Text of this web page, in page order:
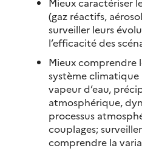
(gaz réactifs,
surveiller leurs
l’efficacité des
Mieux comprendre
système climatique
vapeur d’eau,
atmosphérique,
processus
couplages;
comprendre la